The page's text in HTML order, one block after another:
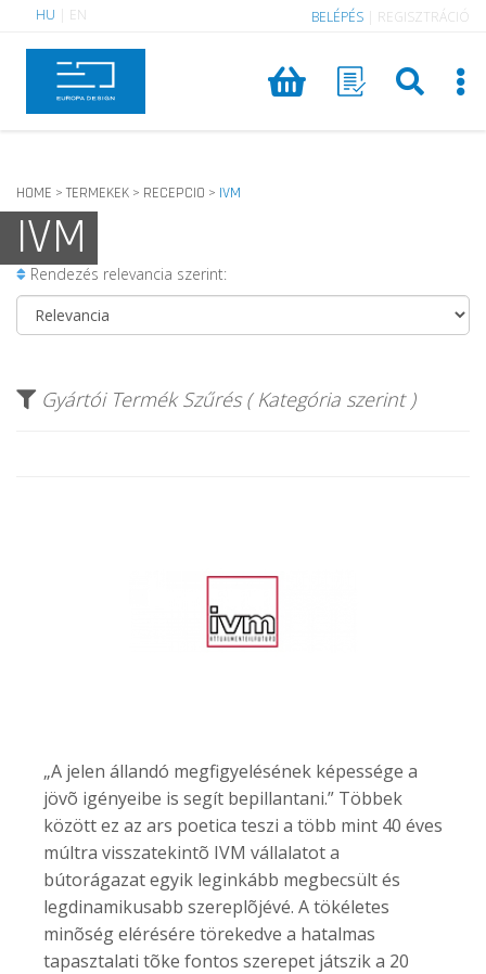
HU EN BELÉPÉS REGISZTRÁCIÓ
HOME > TERMEKEK > RECEPCIO > IVM
IVM
Rendezés relevancia szerint:
Gyártói Termék Szűrés ( Kategória szerint )
„A jelen állandó megfigyelésének képessége a
jövõ igényeibe is segít bepillantani.” Többek
között ez az ars poetica teszi a több mint 40 éves
múltra visszatekintõ IVM vállalatot a
bútorágazat egyik leginkább megbecsült és
legdinamikusabb szereplõjévé. A tökéletes
minõség elérésére törekedve a hatalmas
tapasztalati tõke fontos szerepet játszik a 20